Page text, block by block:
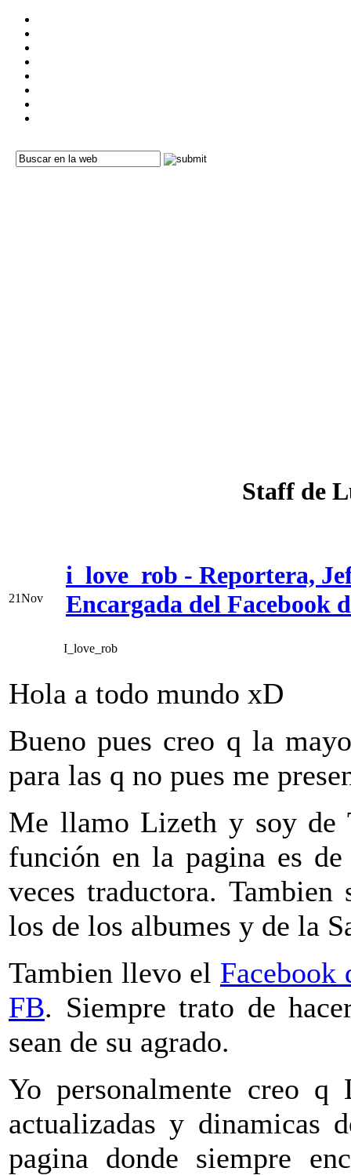
Staff de
21Nov
i_love_rob - Reportera,
Encargada del Facebook
I_love_rob
Hola a todo mundo xD
Bueno pues creo q la
para las q no pues me
Me llamo Lizeth y soy de
función en la pagina es
veces traductora. Tambien
los de los albumes y de la
Tambien llevo el Facebook
FB. Siempre trato de
sean de su agrado.
Yo personalmente creo
actualizadas y dinamicas
pagina donde siempre